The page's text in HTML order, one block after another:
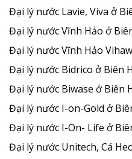
Đại lý nước Lavie, Viva ở
Đại lý nước Vĩnh Hảo ở
Đại lý nước Vĩnh Hảo
Đại lý nước Bidrico ở Biên
Đại lý nước Biwase ở Biên
Đại lý nước I-on-Gold ở
Đại lý nước I-On- Life ở
Đại lý nước Unitech, Cá